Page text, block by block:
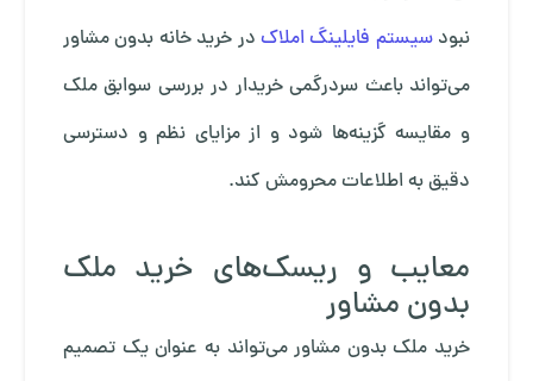
نبودسیستم فایلینگ املاک در خرید خانه بدون مشاور
می‌تواند باعث سردرگمی خریدار در بررسی سوابق ملک
و مقایسه گزینه‌ها شود و از مزایای نظم و دسترسی
دقیق به اطلاعات محرومش کند.
معایب و ریسک‌های خرید ملک
بدون مشاور
خرید ملک بدون مشاور می‌تواند به عنوان یک تصمیم